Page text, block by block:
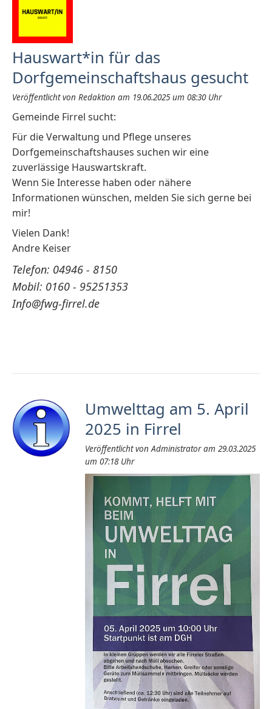
Hauswart*in für das
Dorfgemeinschaftshaus gesucht
Veröffentlicht von Redaktion am 19.06.2025 um 08:30 Uhr
Gemeinde Firrel sucht:
Für die Verwaltung und Pflege unseres
Dorfgemeinschaftshauses suchen wir eine
zuverlässige Hauswartskraft.
Wenn Sie Interesse haben oder nähere
Informationen wünschen, melden Sie sich gerne bei
mir!
Vielen Dank!
Andre Keiser
Telefon: 04946 - 8150
Mobil: 0160 - 95251353
Info@fwg-firrel.de
Umwelttag am 5. April
2025 in Firrel
Veröffentlicht von Administrator am 29.03.2025
um 07:18 Uhr